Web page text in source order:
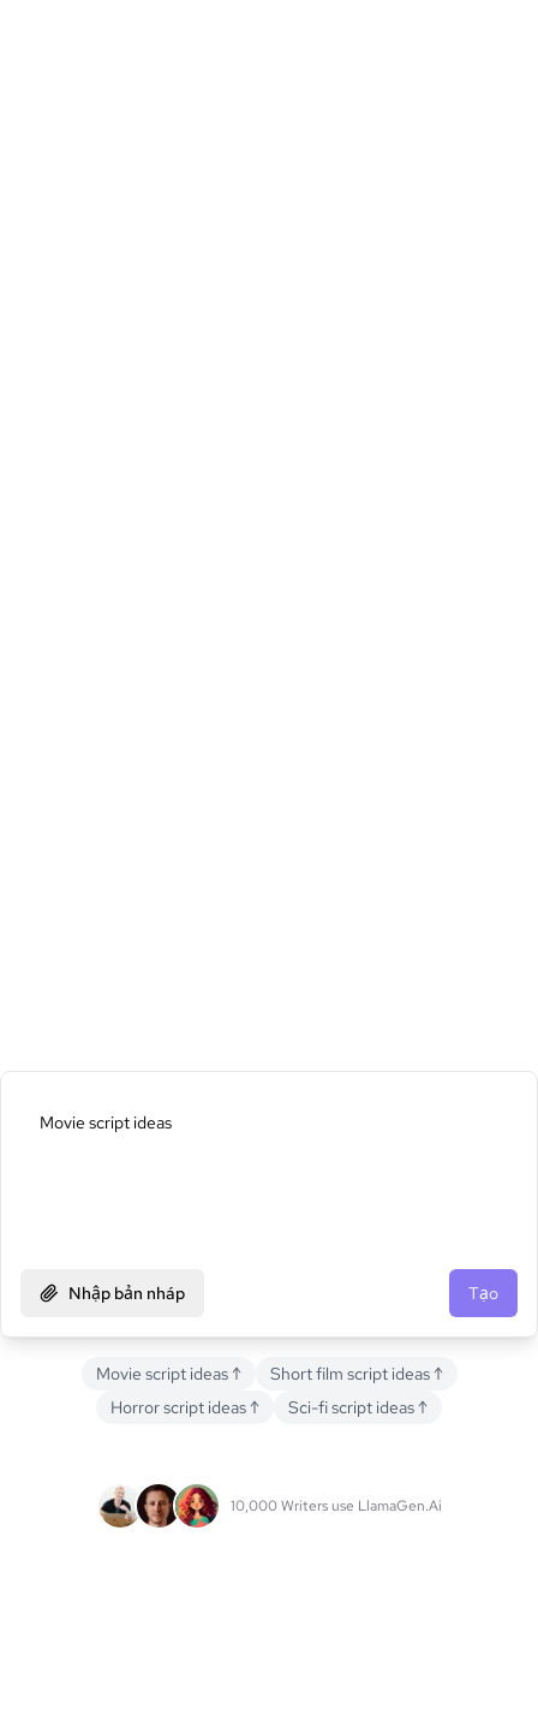
Nhập bản nháp Tạo
Movie script ideas↑ Short film script ideas↑
Horror script ideas↑ Sci-fi script ideas↑
10,000 Writers use LlamaGen.Ai